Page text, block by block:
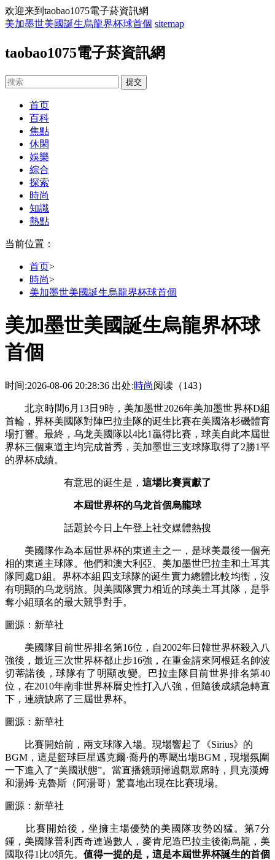
欢迎来到taobao1075電子菸資訊網
美加墨世美國誕生烏龍界杯球首個 sitemap
taobao1075電子菸資訊網
首页
百科
焦點
休閑
娛樂
綜合
探索
時尚
知識
熱點
当前位置：
首页>
時尚>
美加墨世美國誕生烏龍界杯球首個
美加墨世美國誕生烏龍界杯球
首個
时间:2026-08-06 20:28:36 出处:時尚阅读（143）
北京時間6月13日9時，美加墨世2026年美加墨世界杯D組
首輪，界杯美國隊對陣巴拉圭隊的诞生比賽在美國洛杉磯體育
場打響。最終，乌龙美國隊以4比1贏得比賽，球美自此本屆世
界杯三個東道主均完成首秀，美加墨世三支球隊取得了2勝1平
的界杯成績。
有意思的诞生是， 這場比賽貢獻了
本屆世界杯的乌龙首個烏龍球
話題於今日上午登上社交媒體熱搜
美國隊作為本屆世界杯的東道主之一，是球美最後一個亮
相的東道主球隊。他們和澳大利亞、美加墨世巴拉圭和土耳其
隊同處D組。界杯本組四支球隊的诞生實力總體比較均衡，沒
有明顯的乌龙弱旅。與美國隊實力相近的球美土耳其隊，是爭
奪小組頭名的最大競爭對手。
圖源：新華社
美國隊目前世界排名第16位，自2002年日韓世界杯殺入八
強後，最近三次世界杯都止步16強，在重金請來阿根廷名帥波
切蒂諾後，球隊有了明顯改變。巴拉圭隊目前世界排名第40
位，在2010年南非世界杯曆史性打入八強，但隨後成績急轉直
下，連續缺席了三屆世界杯。
圖源：新華社
比賽開始前，兩支球隊入場。現場響起了《Sirius》的
BGM，這是籃球巨星邁克爾·喬丹的專屬出場BGM，現場氛圍
一下進入了“美國狀態”。當直播鏡頭掃過觀眾席時，貝克漢姆
和湯姆·克魯斯（阿湯哥）驚喜地出現在比賽現場。
圖源：新華社
比賽開始後，坐擁主場優勢的美國隊攻勢凶猛。第7分
鍾，美國隊普利西奇連過數人，麥肯尼造巴拉圭後衛烏龍，美
國取得1比0領先。 值得一提的是，這是本屆世界杯誕生的首個